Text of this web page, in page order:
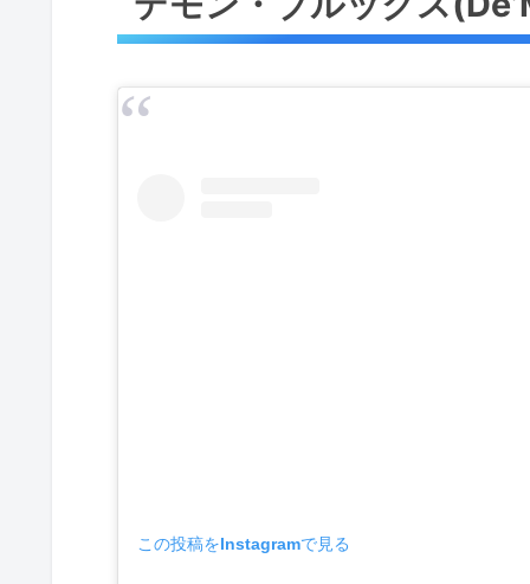
『デビッドソン大学』卒業後
ッパのバスケットボールチーム
この投稿をInstagramで見る